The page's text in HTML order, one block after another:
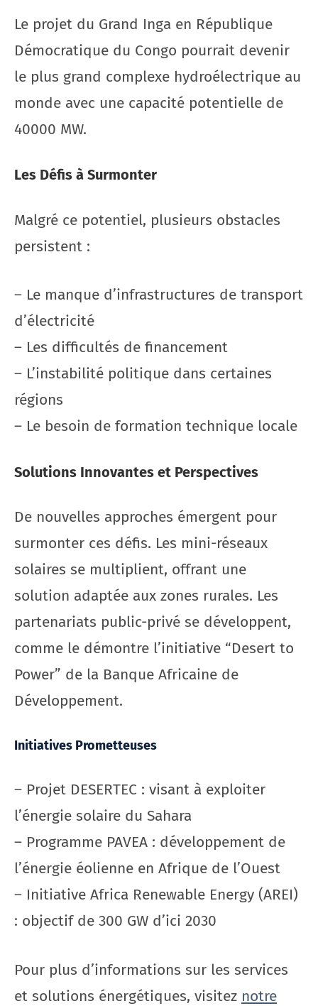
Le projet du Grand Inga en République
Démocratique du Congo pourrait devenir
le plus grand complexe hydroélectrique au
monde avec une capacité potentielle de
40000 MW.
Les Défis à Surmonter
Malgré ce potentiel, plusieurs obstacles
persistent :
– Le manque d’infrastructures de transport
d’électricité
– Les difficultés de financement
– L’instabilité politique dans certaines
régions
– Le besoin de formation technique locale
Solutions Innovantes et Perspectives
De nouvelles approches émergent pour
surmonter ces défis. Les mini-réseaux
solaires se multiplient, offrant une
solution adaptée aux zones rurales. Les
partenariats public-privé se développent,
comme le démontre l’initiative “Desert to
Power” de la Banque Africaine de
Développement.
Initiatives Prometteuses
– Projet DESERTEC : visant à exploiter
l’énergie solaire du Sahara
– Programme PAVEA : développement de
l’énergie éolienne en Afrique de l’Ouest
– Initiative Africa Renewable Energy (AREI)
: objectif de 300 GW d’ici 2030
Pour plus d’informations sur les services
et solutions énergétiques, visitez notre